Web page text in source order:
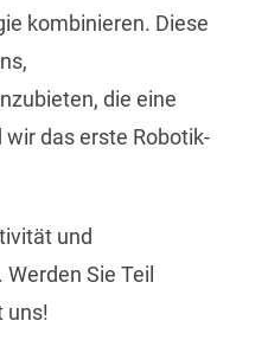
kombinieren. Diese
die eine
das erste Robotik-
und
Sie Teil
uns!